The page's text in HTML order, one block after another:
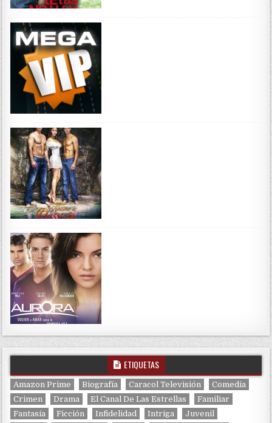
ETIQUETAS
Amazon Prime Biografía Caracol Televisión
Comedia
Crimen
Drama El Canal De Las Estrellas
Familiar
Fantasía
Ficción Infidelidad Intriga Juvenil